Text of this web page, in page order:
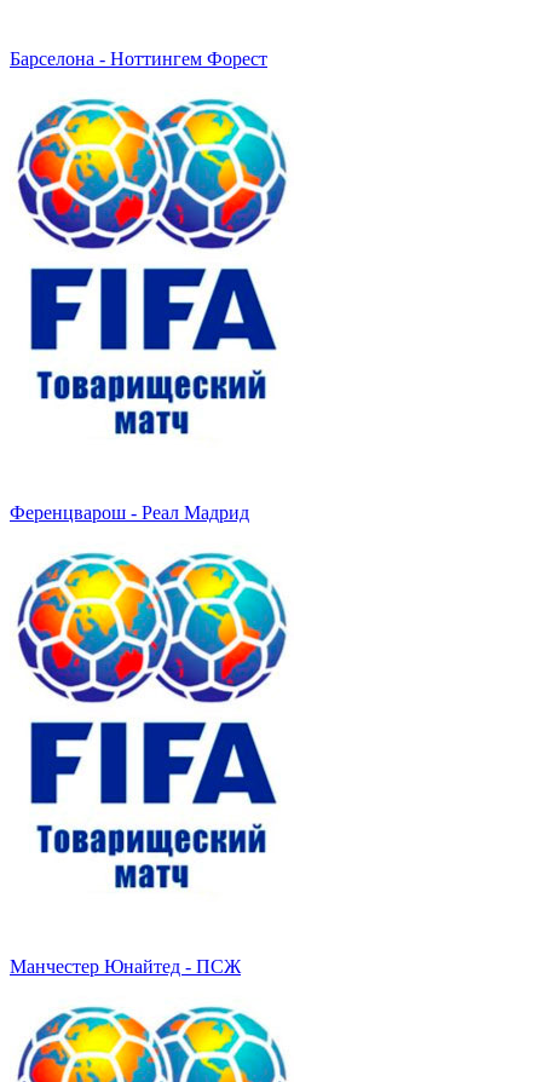
Барселона - Ноттингем Форест
Ференцварош - Реал Мадрид
Манчестер Юнайтед - ПСЖ